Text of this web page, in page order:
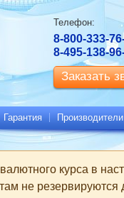
Гарантия Производители
курса в
не резервируются
Контактная
информация
Телефон:
8-800-333-
8-495-138-
Заказать